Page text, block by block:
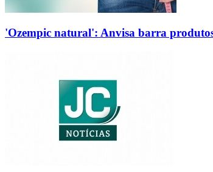
'Ozempic natural': Anvisa barra